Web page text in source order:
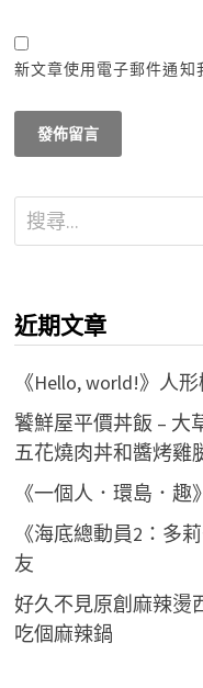
新文章使用電子郵件通知
搜
尋
字:
近期文章
《Hello, world!》人
饕鮮屋平價丼飯 – 大
五花燒肉丼和醬烤雞
《一個人．環島．
《海底總動員2：多
友
好久不見原創麻辣燙
吃個麻辣鍋